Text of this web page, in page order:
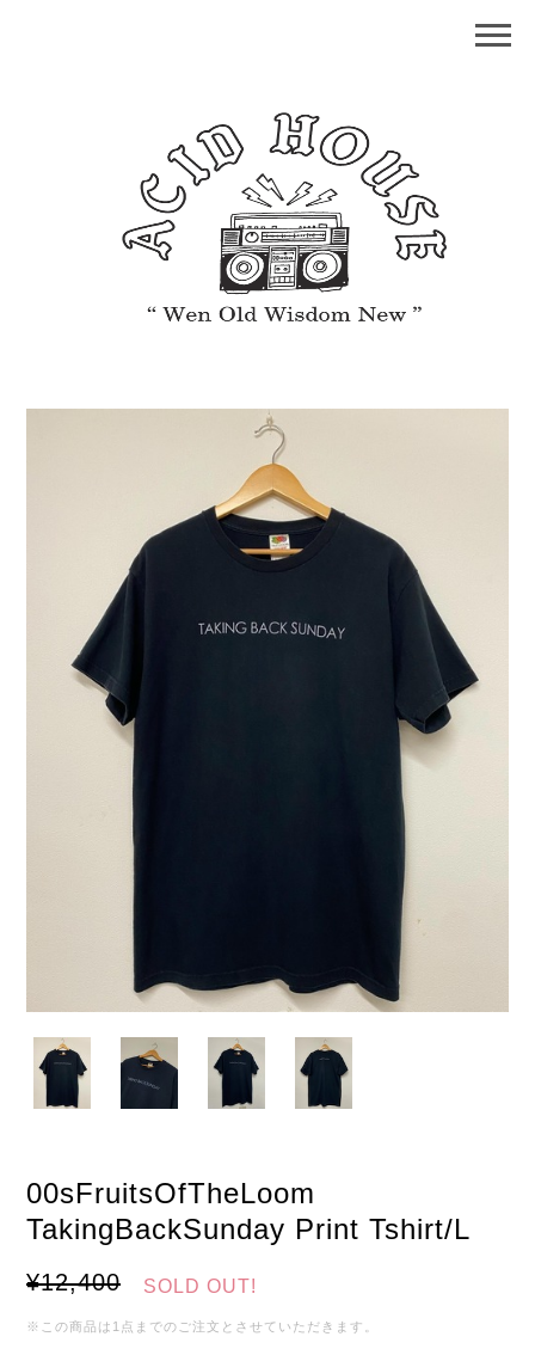
00sFruitsOfTheLoom
TakingBackSunday Print Tshirt/L
¥12,400 SOLD OUT!
※この商品は1点までのご注文とさせていただきます。